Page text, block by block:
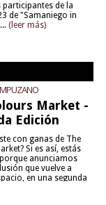
participantes de la
de "Samaniego in
(leer más)
Market -
Edición
con ganas de The
Si es así, estás
anunciamos
que vuelve a
en una segunda